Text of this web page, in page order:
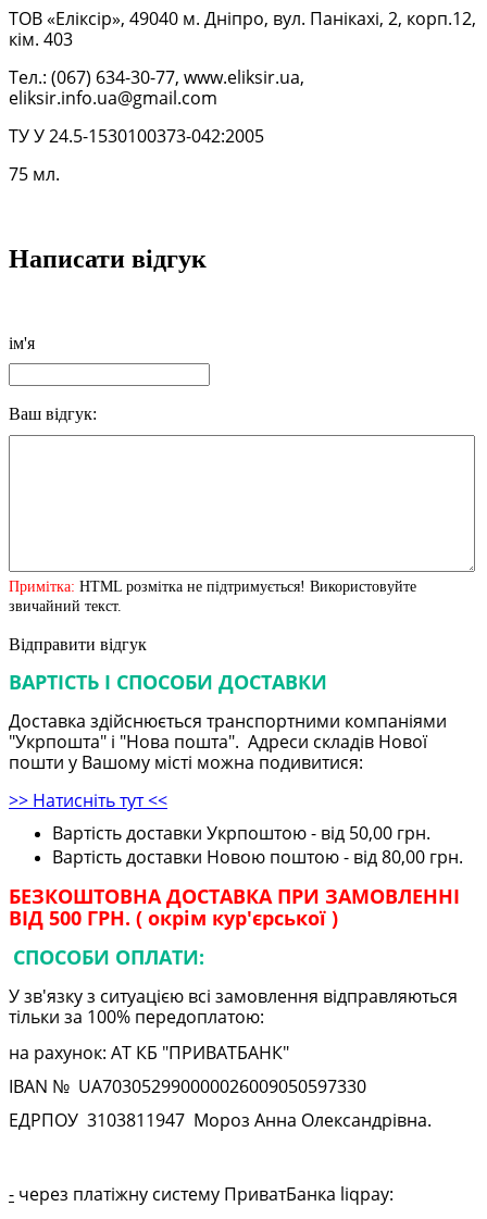
ТОВ «Еліксір», 49040 м. Дніпро, вул. Панікахі, 2, корп.12,
кім. 403
Тел.: (067) 634-30-77, www.eliksir.ua,
eliksir.info.ua@gmail.com
ТУ У 24.5-1530100373-042:2005
75 мл.
Написати відгук
ім'я
Ваш відгук:
Примітка: HTML розмітка не підтримується! Використовуйте
звичайний текст.
Відправити відгук
ВАРТІСТЬ І СПОСОБИ ДОСТАВКИ
Доставка здійснюється транспортними компаніями
"Укрпошта" і "Нова пошта". Адреси складів Нової
пошти у Вашому місті можна подивитися:
>> Натисніть тут <<
Вартість доставки Укрпоштою - від 50,00 грн.
Вартість доставки Новою поштою - від 80,00 грн.
БЕЗКОШТОВНА ДОСТАВКА ПРИ ЗАМОВЛЕННІ
ВІД 500 ГРН. ( окрім кур'єрської )
СПОСОБИ ОПЛАТИ:
У зв'язку з ситуацією всі замовлення відправляються
тільки за 100% передоплатою:
на рахунок: АТ КБ "ПРИВАТБАНК"
IBAN № UA703052990000026009050597330
ЕДРПОУ 3103811947 Мороз Анна Олександрівна.
- через платіжну систему ПриватБанка liqpay: